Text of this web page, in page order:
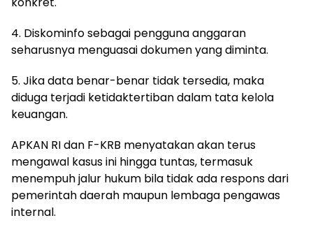
4. Diskominfo sebagai pengguna anggaran
seharusnya menguasai dokumen yang diminta.
5. Jika data benar-benar tidak tersedia, maka
diduga terjadi ketidaktertiban dalam tata kelola
keuangan.
APKAN RI dan F-KRB menyatakan akan terus
mengawal kasus ini hingga tuntas, termasuk
menempuh jalur hukum bila tidak ada respons dari
pemerintah daerah maupun lembaga pengawas
internal.